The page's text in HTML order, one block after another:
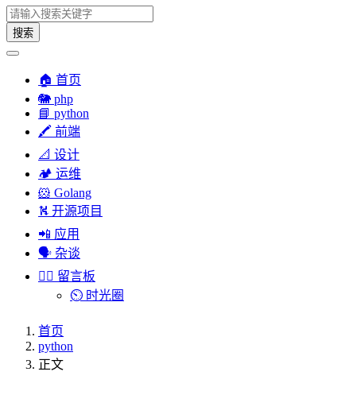
搜索
🏠 首页
🐘 php
📘 python
🖍 前端
📐 设计
🏕︎ 运维
🐹 Golang
⛕ 开源项目
📲 应用
🗣︎ 杂谈
✍🏻 留言板
⏲️ 时光圈
首页
python
正文